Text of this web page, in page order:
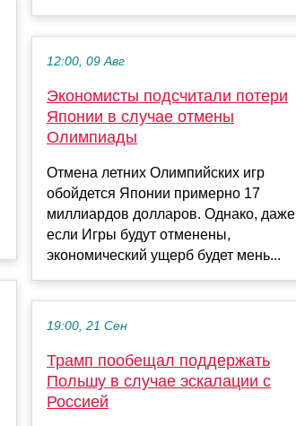
12:00, 09 Авг
Экономисты подсчитали потери
Японии в случае отмены
Олимпиады
Отмена летних Олимпийских игр
обойдется Японии примерно 17
миллиардов долларов. Однако, даже
если Игры будут отменены,
экономический ущерб будет мень...
19:00, 21 Сен
Трамп пообещал поддержать
Польшу в случае эскалации с
Россией